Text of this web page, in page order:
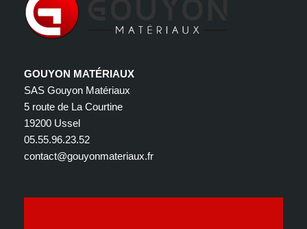
GOUYON MATÉRIAUX
SAS Gouyon Matériaux
5 route de La Courtine
19200 Ussel
05.55.96.23.52
contact@gouyonmateriaux.fr